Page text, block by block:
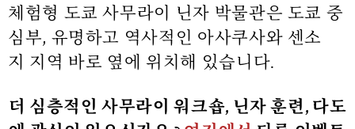
체험형 도쿄 사무라이 닌자 박물관은 도쿄 중
심부, 유명하고 역사적인 아사쿠사와 센소
지 지역 바로 옆에 위치해 있습니다.
더 심층적인 사무라이 워크숍, 닌자 훈련, 다도